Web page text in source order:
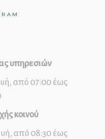
υπηρεσιών
από 07:00 έως
κοινού
από 08:30 έως